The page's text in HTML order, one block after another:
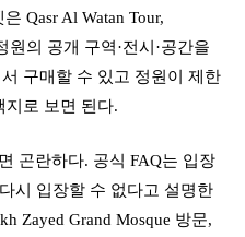
Qasr Al Watan Tour,
원의 공개 구역·전시·공간을
구매할 수 있고 정원이 제한
지로 보면 된다.
곤란하다. 공식 FAQ는 입장
시 입장할 수 없다고 설명한
Zayed Grand Mosque 방문,